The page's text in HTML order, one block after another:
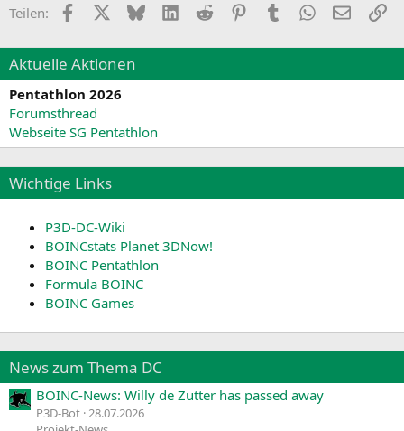
Teilen: Facebook BlueskyLinkedIn
Reddit PinterestTumblr WhatsApp
E-Mail
Aktuelle Aktionen
Pentathlon 2026
Forumsthread
Webseite SG Pentathlon
Wichtige Links
P3D-DC-Wiki
BOINCstats Planet 3DNow!
BOINC Pentathlon
Formula BOINC
BOINC Games
News zum Thema DC
BOINC-News: Willy de Zutter has passed away
P3D-Bot 28.07.2026